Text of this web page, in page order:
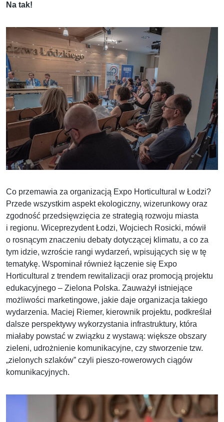
Na tak!
Co przemawia za organizacją Expo Horticultural w Łodzi?
Przede wszystkim aspekt ekologiczny, wizerunkowy oraz
zgodność przedsięwzięcia ze strategią rozwoju miasta
i regionu. Wiceprezydent Łodzi, Wojciech Rosicki, mówił
o rosnącym znaczeniu debaty dotyczącej klimatu, a co za
tym idzie, wzroście rangi wydarzeń, wpisujących się w tę
tematykę. Wspominał również łączenie się Expo
Horticultural z trendem rewitalizacji oraz promocją projektu
edukacyjnego – Zielona Polska. Zauważył istniejące
możliwości marketingowe, jakie daje organizacja takiego
wydarzenia. Maciej Riemer, kierownik projektu, podkreślał
dalsze perspektywy wykorzystania infrastruktury, która
miałaby powstać w związku z wystawą: większe obszary
zieleni, udrożnienie komunikacyjne, czy stworzenie tzw.
„zielonych szlaków” czyli pieszo-rowerowych ciągów
komunikacyjnych.